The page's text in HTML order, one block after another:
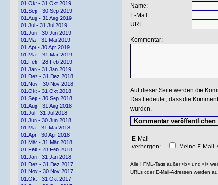
01.Okt - 31 Okt 2019
01.Sep - 30 Sep 2019
01.Aug - 31 Aug 2019
01.Jul - 31 Jul 2019
01.Jun - 30 Jun 2019
01.Mai - 31 Mai 2019
01.Apr - 30 Apr 2019
01.Mär - 31 Mär 2019
01.Feb - 28 Feb 2019
01.Jan - 31 Jan 2019
01.Dez - 31 Dez 2018
01.Nov - 30 Nov 2018
01.Okt - 31 Okt 2018
01.Sep - 30 Sep 2018
01.Aug - 31 Aug 2018
01.Jul - 31 Jul 2018
01.Jun - 30 Jun 2018
01.Mai - 31 Mai 2018
01.Apr - 30 Apr 2018
01.Mär - 31 Mär 2018
01.Feb - 28 Feb 2018
01.Jan - 31 Jan 2018
01.Dez - 31 Dez 2017
01.Nov - 30 Nov 2017
01.Okt - 31 Okt 2017
Name:
E-Mail:
URL:
Kommentar:
Auf dieser Seite werden die
Das bedeutet, dass die
wurden.
E-Mail
verbergen:
Meine E-
Alle HTML-Tags außer <b> und <i>
URLs oder E-Mail-Adressen werden